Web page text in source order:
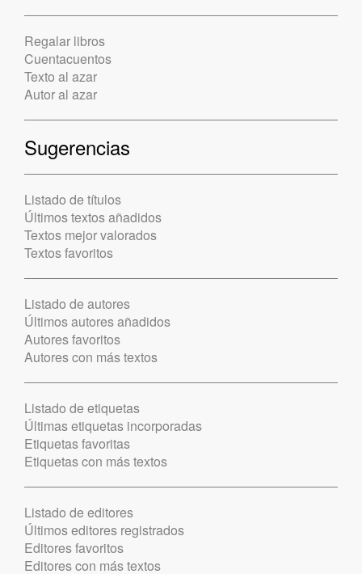
Regalar libros
Cuentacuentos
Texto al azar
Autor al azar
Sugerencias
Listado de títulos
Últimos textos añadidos
Textos mejor valorados
Textos favoritos
Listado de autores
Últimos autores añadidos
Autores favoritos
Autores con más textos
Listado de etiquetas
Últimas etiquetas incorporadas
Etiquetas favoritas
Etiquetas con más textos
Listado de editores
Últimos editores registrados
Editores favoritos
Editores con más textos